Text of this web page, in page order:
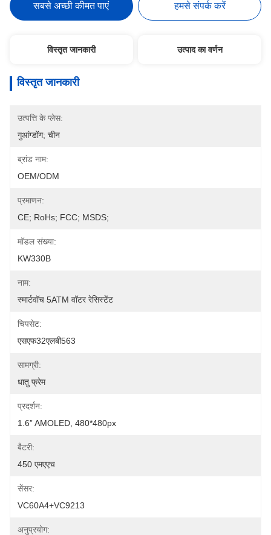
सबसे अच्छी कीमत पाएं हमसे संपर्क करें
विस्तृत जानकारी उत्पाद का वर्णन
विस्तृत जानकारी
उत्पत्ति के प्लेस:
गुआंग्डोंग; चीन
ब्रांड नाम:
OEM/ODM
प्रमाणन:
CE; RoHs; FCC; MSDS;
मॉडल संख्या:
KW330B
नाम:
स्मार्टवॉच 5ATM वॉटर रेसिस्टेंट
चिपसेट:
एसएफ32एलबी563
सामग्री:
धातु फ्रेम
प्रदर्शन:
1.6” AMOLED, 480*480px
बैटरी:
450 एमएएच
सेंसर:
VC60A4+VC9213
अनुप्रयोग: